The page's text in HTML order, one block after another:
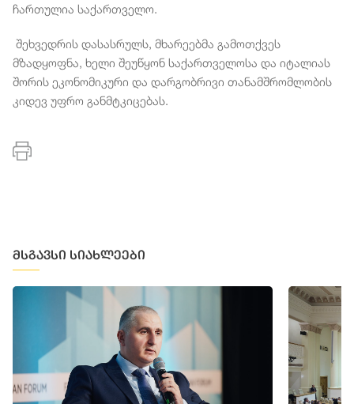
ჩართულია საქართველო.
შეხვედრის დასასრულს, მხარეებმა გამოთქვეს
მზადყოფნა, ხელი შეუწყონ საქართველოსა და იტალიას
შორის ეკონომიკური და დარგობრივი თანამშრომლობის
კიდევ უფრო განმტკიცებას.
მსგავსი სიახლეები